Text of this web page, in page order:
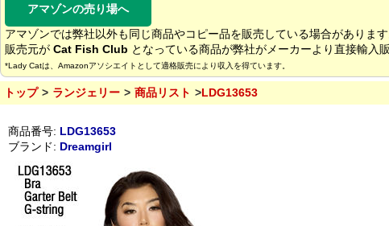
アマゾンの売り場へ
アマゾンでは弊社以外も同じ商品やコピー品を販売している場合があります
販売元が Cat Fish Club となっている商品が弊社がメーカーより直接輸入
*Lady Catは、Amazonアソシエイトとして適格販売により収入を得ています。
トップ ランジェリー 商品リスト LDG13653
商品番号: LDG13653
ブランド: Dreamgirl